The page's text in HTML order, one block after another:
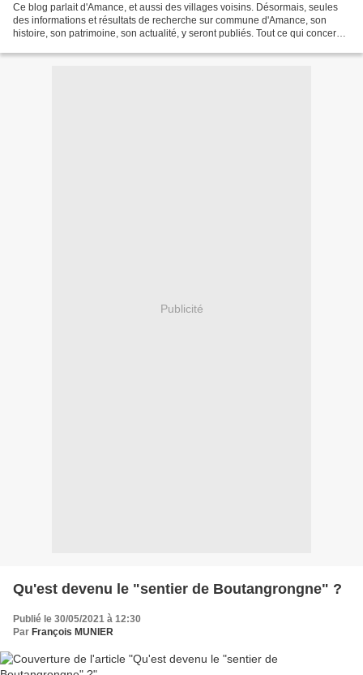
Ce blog parlait d'Amance, et aussi des villages voisins. Désormais, seules
des informations et résultats de recherche sur commune d'Amance, son
histoire, son patrimoine, son actualité, y seront publiés. Tout ce qui concerne
Publicité
Qu'est devenu le "sentier de Boutangrongne" ?
Publié le 30/05/2021 à 12:30
Par François MUNIER